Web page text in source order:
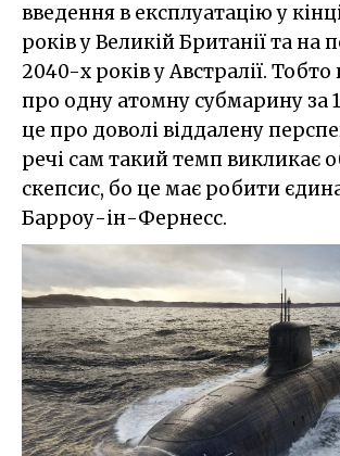
введення в експлуатацію у
років у Великій Британії та на
2040-х років у Австралії. Тобто
про одну атомну субмарину за
це про доволі віддалену
речі сам такий темп викликає
скепсис, бо це має робити
Барроу-ін-Фернесс.